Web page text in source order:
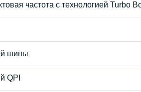
частота с технологией Turbo
шины
QPI